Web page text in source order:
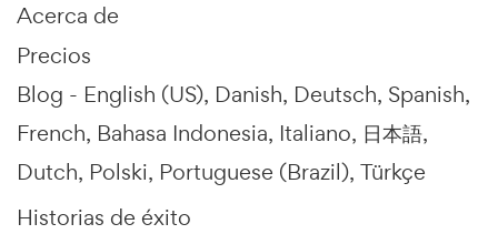
Acerca de
Precios
Blog - English (US) Danish Deutsch Spanish
French Bahasa Indonesia Italiano 日本語
Dutch Polski Portuguese (Brazil) Türkçe
Historias de éxito